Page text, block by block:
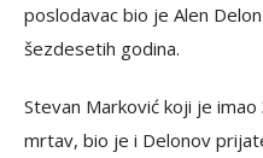
poslodavac bio je Alen
šezdesetih godina.
Stevan Marković koji je
mrtav, bio je i Delonov